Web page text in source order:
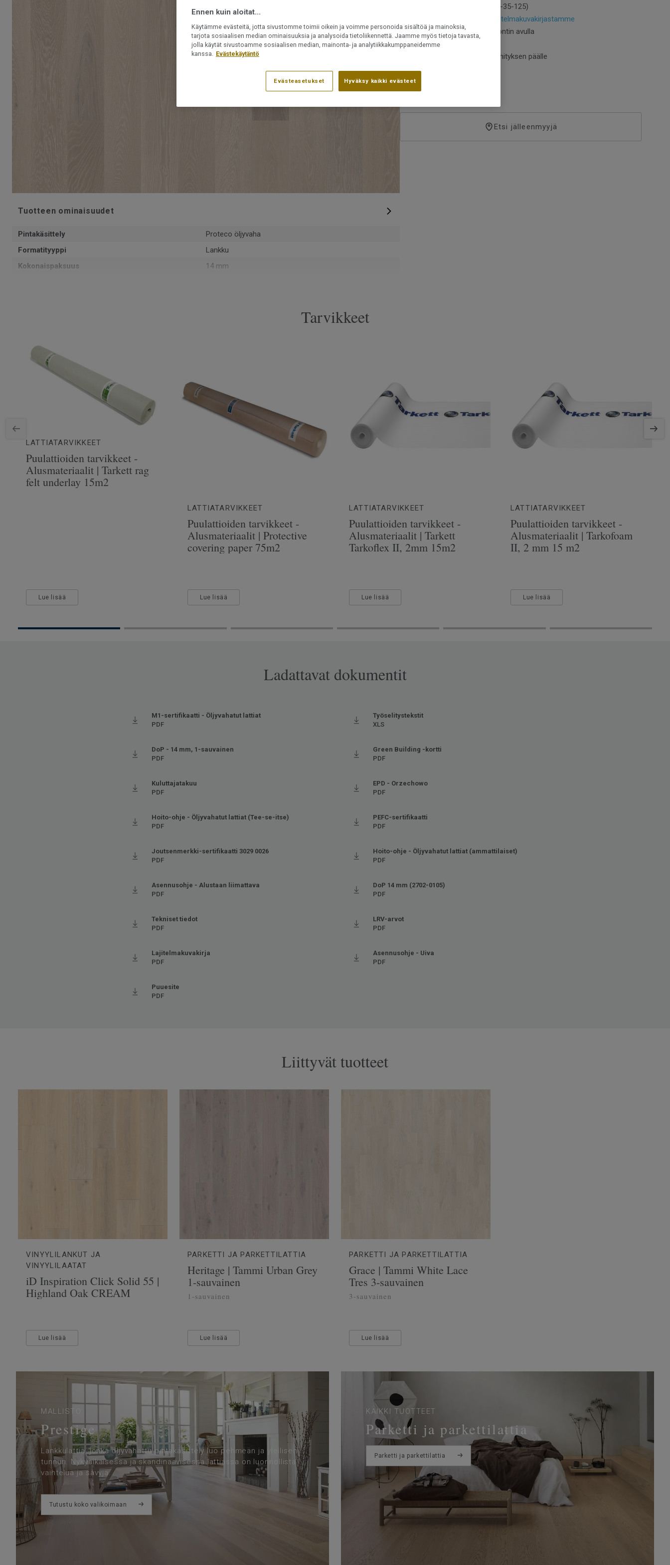
Tuotteen ominaisuudet
Pintakäsittely
Proteco öljyvaha
Formatityyppi
Lankku
Kokonaispaksuus
14 mm
Asennusmenetelmä
SAP-tuotenumero
Viistetyt reunat
TAMMI
220 cm
Leveys
PEFC-sertifioitu (PEFC / 05-35-125)
lajitelmakuvakirjastamme
Asennetaan 2-lock-lukkopontin avulla
Uudelleen hiottava
Voidaan asentaa lattialämmityksen päälle
Tuotenumero:
7876970
Etsi jälleenmyyjä
Tarvikkeet
LATTIATARVIKKEET
Puulattioiden tarvikkeet -
Alusmateriaalit | Tarkett rag
felt underlay 15m2
Lue lisää
LATTIATARVIKKEET
Puulattioiden tarvikkeet -
Alusmateriaalit | Protective
covering paper 75m2
Lue lisää
LATTIATARVIKKEET
Puulattioiden tarvikkeet -
Alusmateriaalit | Tarkett
Tarkoflex II, 2mm 15m2
Lue lisää
LATTIATARVIKKEET
Puulattioiden tarvikkeet -
Alusmateriaalit | Tarkofoam
II, 2 mm 15 m2
Lue lisää
Ladattavat dokumentit
M1-sertifikaatti - Öljyvahatut lattiat
PDF
Työselitystekstit
XLS
DoP - 14 mm, 1-sauvainen
PDF
Green Building -kortti
PDF
Kuluttajatakuu
PDF
EPD - Orzechowo
PDF
Hoito-ohje - Öljyvahatut lattiat (Tee-se-itse)
PDF
PEFC-sertifikaatti
PDF
Joutsenmerkki-sertifikaatti 3029 0026
PDF
Hoito-ohje - Öljyvahatut lattiat (ammattilaiset)
PDF
Asennusohje - Alustaan liimattava
PDF
DoP 14 mm (2702-0105)
PDF
Tekniset tiedot
PDF
LRV-arvot
PDF
Lajitelmakuvakirja
PDF
Asennusohje - Uiva
PDF
Puuesite
PDF
Liittyvät tuotteet
VINYYLILANKUT JA
VINYYLILAATAT
iD Inspiration Click Solid 55 |
Highland Oak CREAM
Lue lisää
PARKETTI JA PARKETTILATTIA
Heritage | Tammi Urban Grey
1-sauvainen
1-sauvainen
Lue lisää
PARKETTI JA PARKETTILATTIA
Grace | Tammi White Lace
Tres 3-sauvainen
3-sauvainen
Lue lisää
MALLISTO
Prestige
Lankkulattia, jonka öljyvahattu pintakäsittely luo pehmeän ja ylellisen
tunnun. Nykyaikaisessa ja skandinaavisessa lattiassa on luonnollista
vaihtelua ja sävyjä.
Tutustu koko valikoimaan
KAIKKI TUOTTEET
Parketti ja parkettilattia
Parketti ja parkettilattia
Ennen kuin aloitat...
Käytämme evästeitä, jotta sivustomme toimii oikein ja voimme personoida sisältöä ja mainoksia,
tarjota sosiaalisen median ominaisuuksia ja analysoida tietoliikennettä. Jaamme myös tietoja tavasta,
jolla käytät sivustoamme sosiaalisen median, mainonta- ja analytiikkakumppaneidemme
kanssa. Evästekäytäntö
Evästeasetukset Hyväksy kaikki evästeet